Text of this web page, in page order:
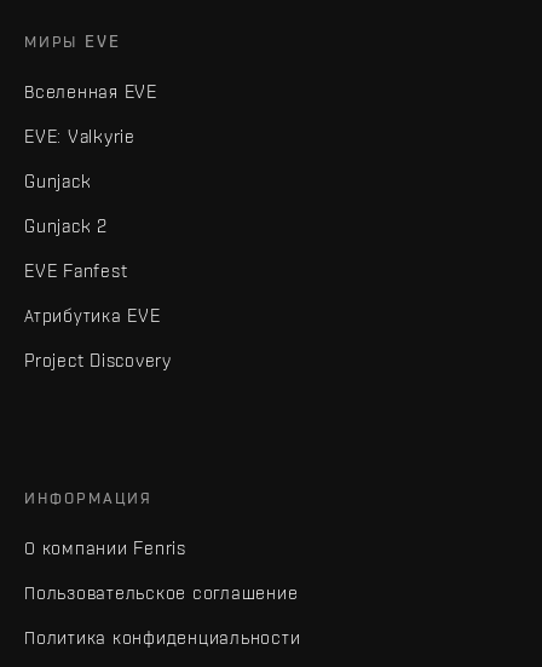
МИРЫ EVE
Вселенная EVE
EVE: Valkyrie
Gunjack
Gunjack 2
EVE Fanfest
Атрибутика EVE
Project Discovery
ИНФОРМАЦИЯ
О компании Fenris
Пользовательское соглашение
Политика конфиденциальности